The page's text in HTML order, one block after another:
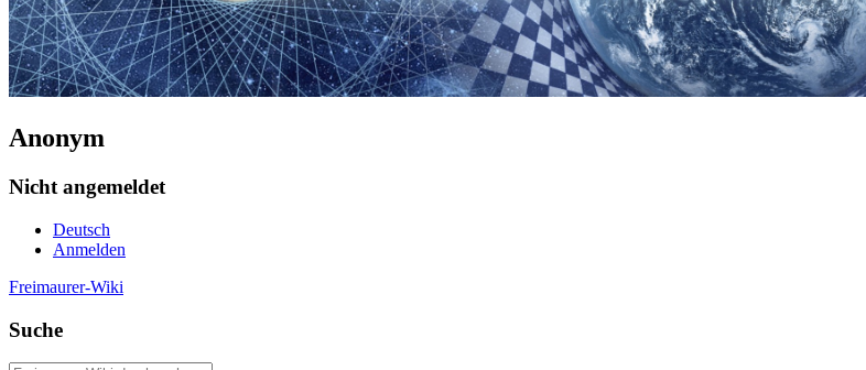
Anonym
Nicht angemeldet
Deutsch
Anmelden
Freimaurer-Wiki
Suche